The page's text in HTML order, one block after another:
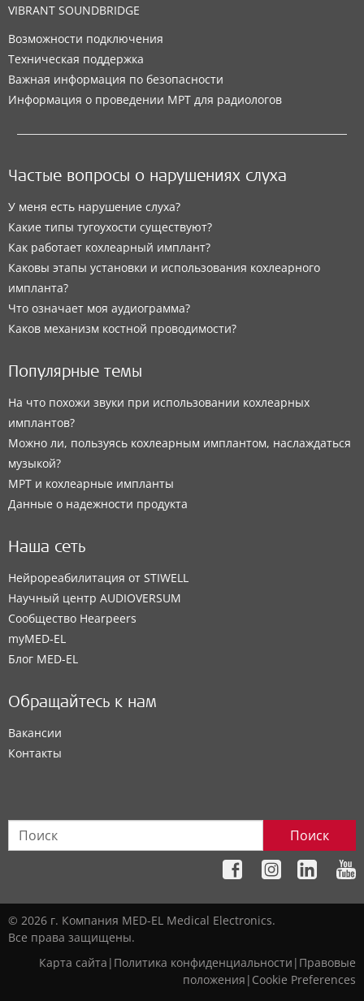
VIBRANT SOUNDBRIDGE
Возможности подключения
Техническая поддержка
Важная информация по безопасности
Информация о проведении МРТ для радиологов
Частые вопросы о нарушениях слуха
У меня есть нарушение слуха?
Какие типы тугоухости существуют?
Как работает кохлеарный имплант?
Каковы этапы установки и использования кохлеарного
импланта?
Что означает моя аудиограмма?
Каков механизм костной проводимости?
Популярные темы
На что похожи звуки при использовании кохлеарных
имплантов?
Можно ли, пользуясь кохлеарным имплантом, наслаждаться
музыкой?
МРТ и кохлеарные импланты
Данные о надежности продукта
Наша сеть
Нейрореабилитация от STIWELL
Научный центр AUDIOVERSUM
Сообщество Hearpeers
myMED‑EL
Блог MED-EL
Обращайтесь к нам
Вакансии
Контакты
Поиск
© 2026 г. Компания MED-EL Medical Electronics.
Все права защищены.
Карта сайта | Политика конфиденциальности | Правовые
положения | Cookie Preferences